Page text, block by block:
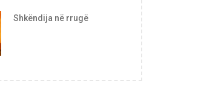
Shkëndija në rrugë